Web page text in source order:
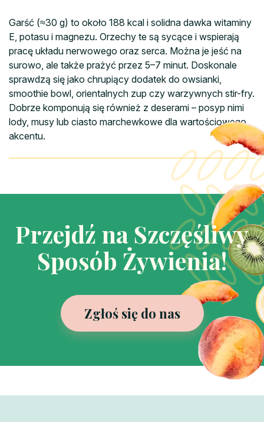
Garść (≈30 g) to około 188 kcal i solidna dawka witaminy
E, potasu i magnezu. Orzechy te są sycące i wspierają
pracę układu nerwowego oraz serca. Można je jeść na
surowo, ale także prażyć przez 5–7 minut. Doskonale
sprawdzą się jako chrupiący dodatek do owsianki,
smoothie bowl, orientalnych zup czy warzywnych stir-fry.
Dobrze komponują się również z deserami – posyp nimi
lody, musy lub ciasto marchewkowe dla wartościowego
akcentu.
Przejdź na Szczęśliwy
Sposób Żywienia!
Zgłoś się do nas